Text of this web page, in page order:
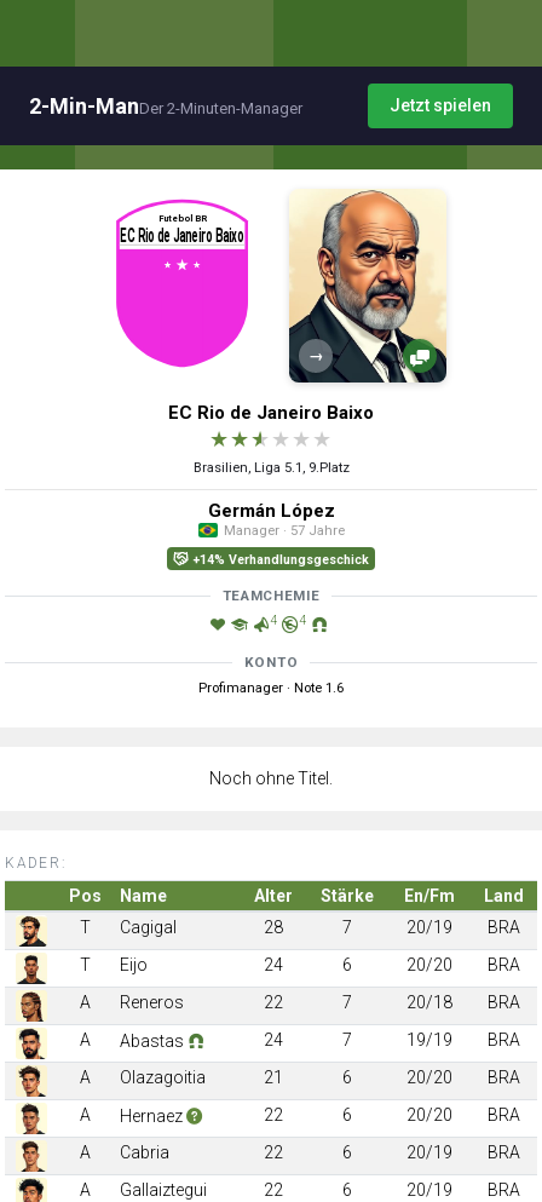
2-Min-ManDer 2-Minuten-Manager Jetzt spielen
→
EC Rio de Janeiro Baixo
★★★ ★ ★ ★
Brasilien, Liga 5.1, 9.Platz
Germán López
Manager · 57 Jahre
+14% Verhandlungsgeschick
TEAMCHEMIE
4 4
KONTO
Profimanager · Note 1.6
Noch ohne Titel.
KADER:
Pos Name Alter Stärke En/Fm
Land
T
Cagigal 28 7 20/19
BRA
T
Eijo 24 6 20/20
BRA
A
Reneros 22 7 20/18
BRA
A
Abastas 24 7 19/19
BRA
A
Olazagoitia 21 6 20/20
BRA
A
Hernaez 22 6 20/20
BRA
A
Cabria 22 6 20/19
BRA
A
Gallaiztegui 22 6 20/19
BRA